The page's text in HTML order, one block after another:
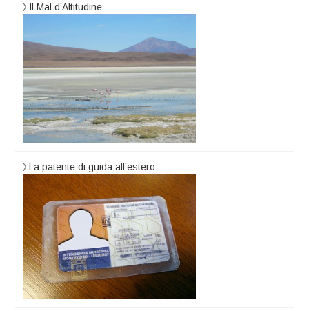
Il Mal d’Altitudine
La patente di guida all’estero